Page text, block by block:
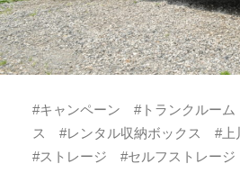
#キャンペーン #トランクルー
ス #レンタル収納ボックス #上
#ストレージ #セルフストレー